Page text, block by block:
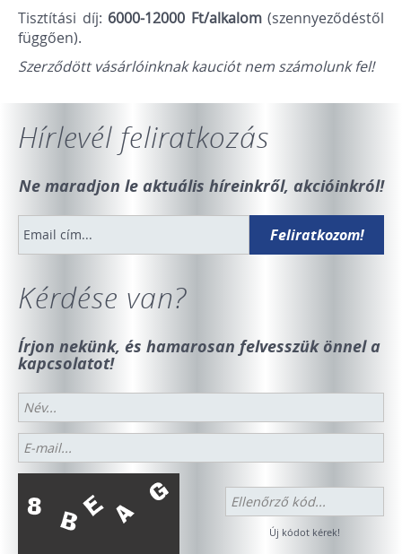
Tisztítási díj: 6000-12000 Ft/alkalom(szennyeződéstől
függően).
Szerződött vásárlóinknak kauciót nem számolunk fel!
Hírlevél feliratkozás
Ne maradjon le aktuális híreinkről, akcióinkról!
Kérdése van?
Írjon nekünk, és hamarosan felvesszük önnel a
kapcsolatot!
Új kódot kérek!